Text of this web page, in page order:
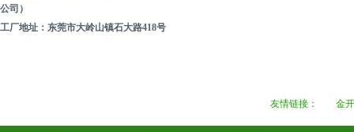
公司）
工厂地址：东莞市大岭山镇石大路418号
友情链接： 金